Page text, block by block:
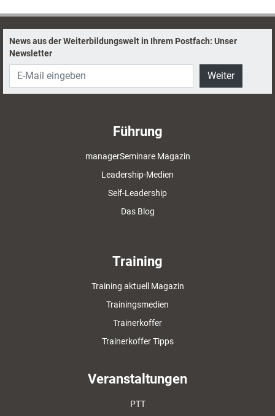
News aus der Weiterbildungswelt in Ihrem Postfach: Unser
Newsletter
Weiter
Führung
managerSeminare Magazin
Leadership-Medien
Self-Leadership
Das Blog
Training
Training aktuell Magazin
Trainingsmedien
Trainerkoffer
Trainerkoffer Tipps
Veranstaltungen
PTT